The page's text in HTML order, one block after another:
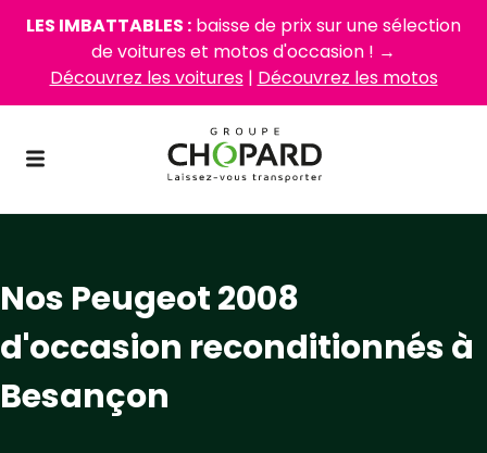
LES IMBATTABLES : baisse de prix sur une sélection
de voitures et motos d'occasion ! →
Découvrez les voitures| Découvrez les motos
Nos Peugeot 2008
d'occasion reconditionnés à
Besançon